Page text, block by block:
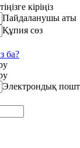
кіріңіз
Пайдаланушы аты
Құпия сөз
ба?
Электрондық